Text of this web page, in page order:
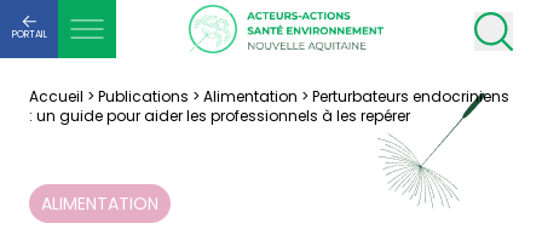
PORTAIL
Accueil > Publications > Alimentation > Perturbateurs endocriniens
: un guide pour aider les professionnels à les repérer
ALIMENTATION